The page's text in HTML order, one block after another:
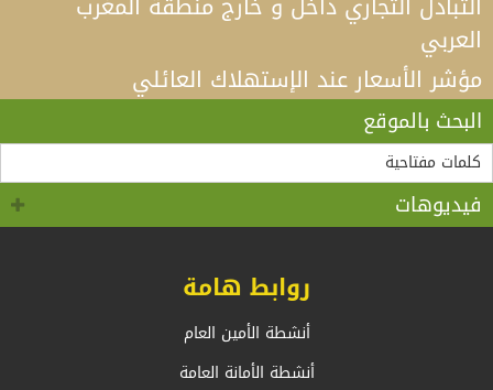
العربي
مؤشر الأسعار عند الإستهلاك العائلي
البحث بالموقع
فيديوهات
لقاء الأمين العام لاتحاد المغرب العربي، السيد طارق بن
سالم.بالسيد وزير الشؤون الخارجية والجالية الوطنية
بالخارج، السيد أحمد عطاف
فيديو كلمة الأمين العام لاتحاد المغرب العربي أ.د الطيب
البكوش في الندوة الخامسة التي تنظمها منظمة
“مادثينك” MedThink 5+5 حول موضوع:”أي آفاق لحوار
5+5 متوسط متحول؟ تأقلم مشترك مع واقع ما بعد جائحة
كوفيد 19 “
روابط هامة
أنشطة الأمين العام
أنشطة الأمانة العامة